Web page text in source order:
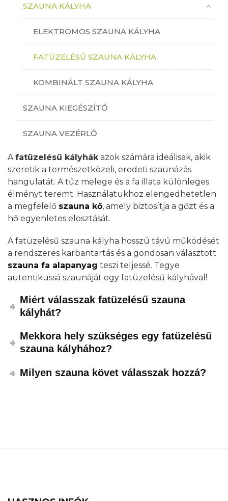
SZAUNA KÁLYHA
ELEKTROMOS SZAUNA KÁLYHA
FATÜZELÉSŰ SZAUNA KÁLYHA
KOMBINÁLT SZAUNA KÁLYHA
SZAUNA KIEGÉSZÍTŐ
SZAUNA VEZÉRLŐ
A fatüzelésű kályhák azok számára ideálisak, akik
szeretik a természetközeli, eredeti szaunázás
hangulatát. A tűz melege és a fa illata különleges
élményt teremt. Használatukhoz elengedhetetlen
a megfelelő szauna kő, amely biztosítja a gőzt és a
hő egyenletes elosztását.
A fatüzelésű szauna kályha hosszú távú működését
a rendszeres karbantartás és a gondosan választott
szauna fa alapanyag teszi teljessé. Tegye
autentikussá szaunáját egy fatüzelésű kályhával!
Miért válasszak fatüzelésű szauna
kályhát?
Mekkora hely szükséges egy fatüzelésű
szauna kályhához?
Milyen szauna követ válasszak hozzá?